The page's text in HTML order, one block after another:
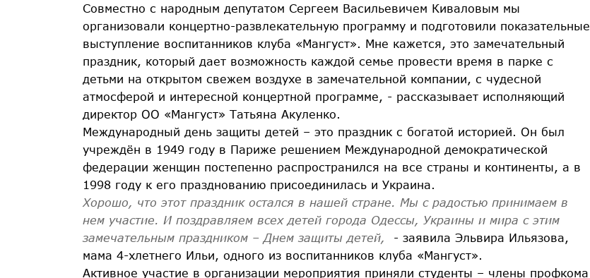
Совместно с народным депутатом Сергеем Васильевичем Киваловым мы
организовали концертно-развлекательную программу и подготовили показательные
выступление воспитанников клуба «Мангуст». Мне кажется, это замечательный
праздник, который дает возможность каждой семье провести время в парке с
детьми на открытом свежем воздухе в замечательной компании, с чудесной
атмосферой и интересной концертной программе, - рассказывает исполняющий
директор ОО «Мангуст» Татьяна Акуленко.
Международный день защиты детей – это праздник с богатой историей. Он был
учреждён в 1949 году в Париже решением Международной демократической
федерации женщин постепенно распространился на все страны и континенты, а в
1998 году к его празднованию присоединилась и Украина.
Хорошо, что этот праздник остался в нашей стране. Мы с радостью принимаем в
нем участие. И поздравляем всех детей города Одессы, Украины и мира с этим
замечательным праздником – Днем защиты детей,
- заявила Эльвира Ильязова,
мама 4-хлетнего Ильи, одного из воспитанников клуба «Мангуст».
Активное участие в организации мероприятия приняли студенты – члены профкома